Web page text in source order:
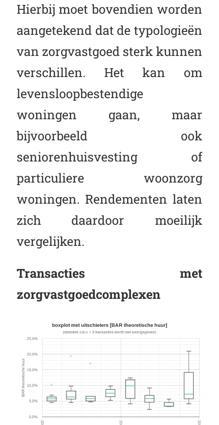
Hierbij moet bovendien worden
aangetekend dat de typologieën
van zorgvastgoed sterk kunnen
verschillen. Het kan om
levensloopbestendige
woningen gaan, maar
bijvoorbeeld ook
seniorenhuisvesting of
particuliere woonzorg
woningen. Rendementen laten
zich daardoor moeilijk
vergelijken.
Transacties met
zorgvastgoedcomplexen